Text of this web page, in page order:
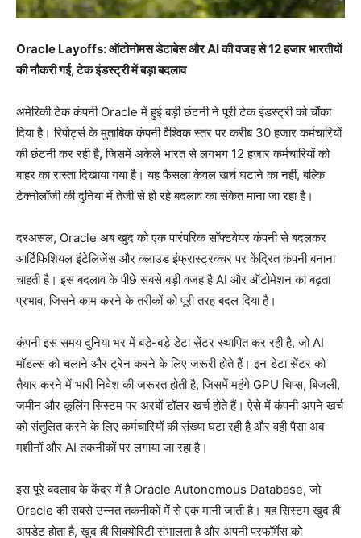
Oracle Layoffs: ऑटोनोमस डेटाबेस और AI की वजह से 12 हजार भारतीयों
की नौकरी गई, टेक इंडस्ट्री में बड़ा बदलाव
अमेरिकी टेक कंपनी Oracle में हुई बड़ी छंटनी ने पूरी टेक इंडस्ट्री को चौंका
दिया है। रिपोर्ट्स के मुताबिक कंपनी वैश्विक स्तर पर करीब 30 हजार कर्मचारियों
की छंटनी कर रही है, जिसमें अकेले भारत से लगभग 12 हजार कर्मचारियों को
बाहर का रास्ता दिखाया गया है। यह फैसला केवल खर्च घटाने का नहीं, बल्कि
टेक्नोलॉजी की दुनिया में तेजी से हो रहे बदलाव का संकेत माना जा रहा है।
दरअसल, Oracle अब खुद को एक पारंपरिक सॉफ्टवेयर कंपनी से बदलकर
आर्टिफिशियल इंटेलिजेंस और क्लाउड इंफ्रास्ट्रक्चर पर केंद्रित कंपनी बनाना
चाहती है। इस बदलाव के पीछे सबसे बड़ी वजह है AI और ऑटोमेशन का बढ़ता
प्रभाव, जिसने काम करने के तरीकों को पूरी तरह बदल दिया है।
कंपनी इस समय दुनिया भर में बड़े-बड़े डेटा सेंटर स्थापित कर रही है, जो AI
मॉडल्स को चलाने और ट्रेन करने के लिए जरूरी होते हैं। इन डेटा सेंटर को
तैयार करने में भारी निवेश की जरूरत होती है, जिसमें महंगे GPU चिप्स, बिजली,
जमीन और कूलिंग सिस्टम पर अरबों डॉलर खर्च होते हैं। ऐसे में कंपनी अपने खर्च
को संतुलित करने के लिए कर्मचारियों की संख्या घटा रही है और वही पैसा अब
मशीनों और AI तकनीकों पर लगाया जा रहा है।
इस पूरे बदलाव के केंद्र में है Oracle Autonomous Database, जो
Oracle की सबसे उन्नत तकनीकों में से एक मानी जाती है। यह सिस्टम खुद ही
अपडेट होता है, खुद ही सिक्योरिटी संभालता है और अपनी परफॉर्मेंस को